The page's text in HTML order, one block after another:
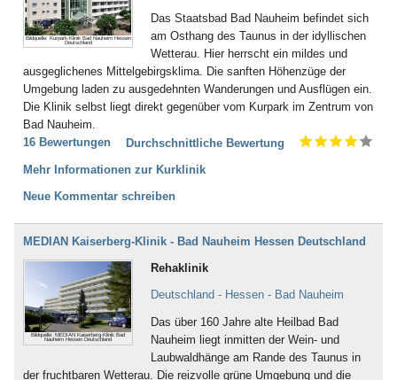
Bildquelle: Kurpark-Klinik Bad Nauheim Hessen
Deutschland
Das Staatsbad Bad Nauheim befindet sich
am Osthang des Taunus in der idyllischen
Wetterau. Hier herrscht ein mildes und
ausgeglichenes Mittelgebirgsklima. Die sanften Höhenzüge der
Umgebung laden zu ausgedehnten Wanderungen und Ausflügen ein.
Die Klinik selbst liegt direkt gegenüber vom Kurpark im Zentrum von
Bad Nauheim.
16 Bewertungen
Durchschnittliche Bewertung
Mehr Informationen zur Kurklinik
Neue Kommentar schreiben
MEDIAN Kaiserberg-Klinik - Bad Nauheim Hessen Deutschland
Bildquelle: MEDIAN Kaiserberg-Klinik Bad
Nauheim Hessen Deutschland
Rehaklinik
Deutschland - Hessen - Bad Nauheim
Das über 160 Jahre alte Heilbad Bad
Nauheim liegt inmitten der Wein- und
Laubwaldhänge am Rande des Taunus in
der fruchtbaren Wetterau. Die reizvolle grüne Umgebung und die